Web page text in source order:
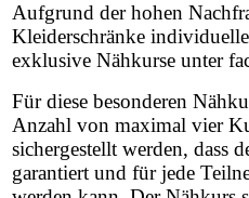
Aufgrund der hohen
Kleiderschränke
exklusive Nähkurse unter
Für diese besonderen
Anzahl von maximal vier
sichergestellt werden, dass
garantiert und für jede